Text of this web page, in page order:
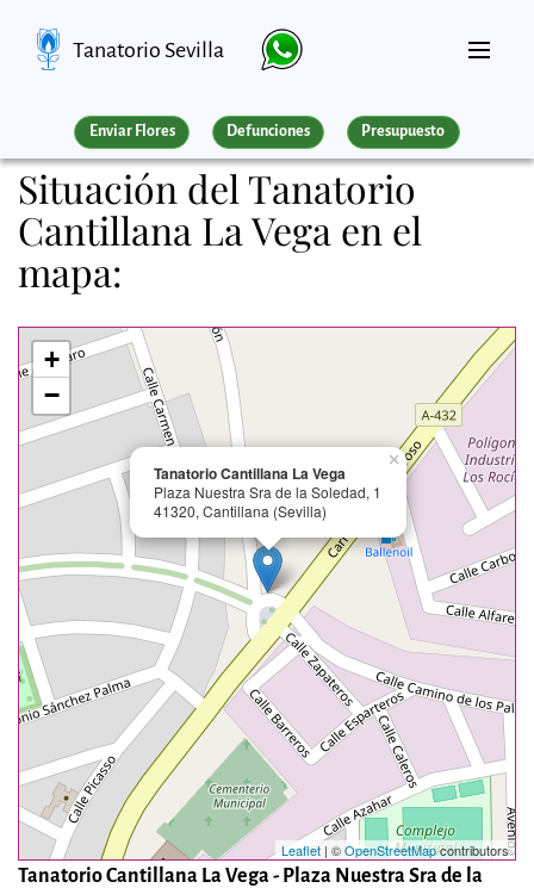
Tanatorio Sevilla
Enviar Flores Defunciones Presupuesto
Situación del Tanatorio
Cantillana La Vega en el
mapa:
Tanatorio Cantillana La Vega
Plaza Nuestra Sra de la Soledad, 1
41320, Cantillana (Sevilla)
×
+
−
Leaflet | ©OpenStreetMapcontributors
Tanatorio Cantillana La Vega - Plaza Nuestra Sra de la